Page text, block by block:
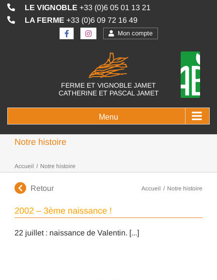
Passer
au
contenu
LE VIGNOBLE +33 (0)6 05 01 13 21
LA FERME +33 (0)6 09 72 16 49
Mon compte
FERME ET VIGNOBLE JAMET
CATHERINE ET PASCAL JAMET
Notre histoire
Accueil / Notre histoire
Retour Accueil / Notre histoire
2002 – 3ème naissance !
22 juillet : naissance de Valentin. [...]